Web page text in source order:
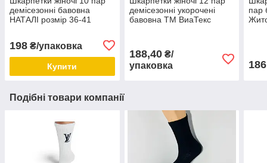
демісезонні бавовна
НАТАЛІ розмір 36-41
198 ₴/упаковка
Купити
демісезонні укорочені
бавовна ТМ ВиаТекс
188,40₴/
упаковка
пар
186
Подібні товари компанії